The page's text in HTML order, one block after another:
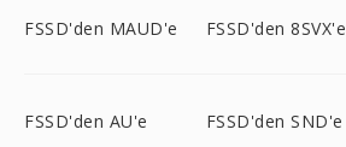
FSSD'den MAUD'e FSSD'den 8SVX'e
FSSD'den AU'e FSSD'den SND'e